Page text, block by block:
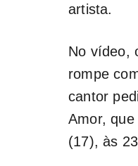
artista.
No vídeo,
rompe
cantor
Amor, que
(17), às